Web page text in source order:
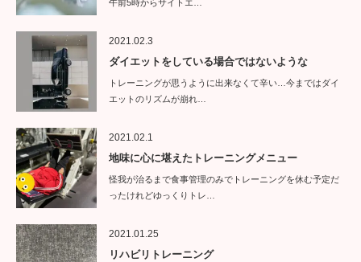
午前5時からサイトエ…
2021.02.3
ダイエットをしている場合ではないような
トレーニングが思うように出来なくて辛い…今まではダイ
エットのリズムが崩れ…
2021.02.1
地味に心に堪えたトレーニングメニュー
怪我が治るまで食事管理のみでトレーニングを休む予定だ
ったけれどゆっくりトレ…
2021.01.25
リハビリトレーニング